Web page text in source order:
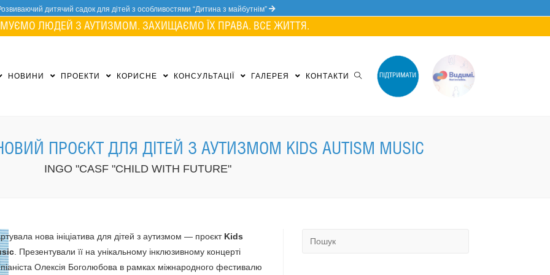
дитячий садок для дітей з особливостями “Дитина з майбутнім”
ЛЮДЕЙ З АУТИЗМОМ. ЗАХИЩАЄМО ЇХ ПРАВА. ВСЕ ЖИТТЯ.
НОВИНИ ПРОЕКТИ КОРИСНЕ КОНСУЛЬТАЦІЇ ГАЛЕРЕЯ КОНТАКТИ
ПРОЄКТ ДЛЯ ДІТЕЙ З АУТИЗМОМ KIDS AUTISM MUSIC
INGO "CASF "CHILD WITH FUTURE"
нова ініціатива для дітей з аутизмом — проєкт Kids
. Презентували її на унікальному інклюзивному концерті
Олексія Боголюбова в рамках міжнародного фестивалю